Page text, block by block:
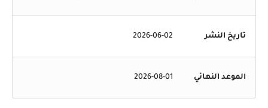
تاريخ النشر 2026-06-02
الموعد النهائي 2026-08-01